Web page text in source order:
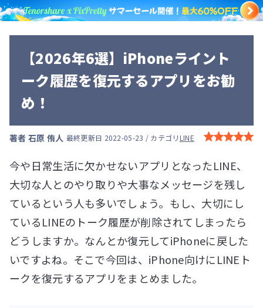
【2026年6選】iPhoneライント
ーク履歴を復元するアプリをお勧
め！
著者 石原 侑人 最終更新日 2022-05-23 / カテゴリLINE
今や日常生活に欠かせないアプリとなったLINE、
大切な人とのやり取りや大事なメッセージを残し
ているという人も多いでしょう。もし、大切にし
ているLINEのトーク履歴が削除されてしまったら
どうしますか。なんとか復元してiPhoneに戻した
いですよね。そこで今回は、iPhone向けにLINEト
ークを復元するアプリをまとめました。